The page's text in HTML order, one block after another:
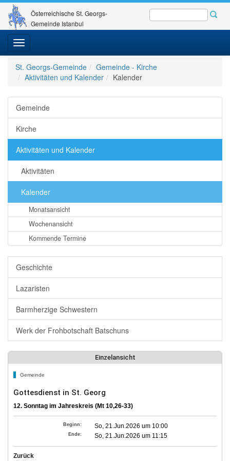
Österreichische St. Georgs-
Gemeinde Istanbul
Toggle
navigation
St. Georgs-Gemeinde
Gemeinde - Kirche
Aktivitäten und Kalender
Kalender
Gemeinde
Kirche
Aktivitäten und Kalender
Aktivitäten
Kalender
Monatsansicht
Wochenansicht
Kommende Termine
Geschichte
Lazaristen
Barmherzige Schwestern
Werk der Frohbotschaft Batschuns
Einzelansicht
Gemeinde
Gottesdienst in St. Georg
12. Sonntag im Jahreskreis (Mt 10,26-33)
Beginn: So, 21.Jun.2026 um 10:00
Ende: So, 21.Jun.2026 um 11:15
Zurück